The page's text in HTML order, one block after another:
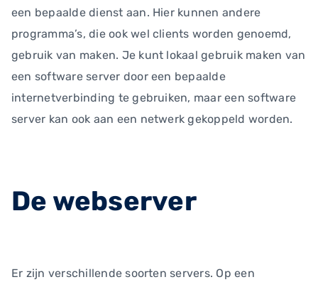
een bepaalde dienst aan. Hier kunnen andere
programma’s, die ook wel clients worden genoemd,
gebruik van maken. Je kunt lokaal gebruik maken van
een software server door een bepaalde
internetverbinding te gebruiken, maar een software
server kan ook aan een netwerk gekoppeld worden.
De webserver
Er zijn verschillende soorten servers. Op een